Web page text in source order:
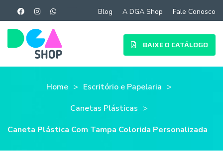
Blog A DGA Shop Fale Conosco
BAIXE O CATÁLOGO
Home
Escritório e Papelaria
Canetas Plásticas
Caneta Plástica Com Tampa Colorida Personalizada